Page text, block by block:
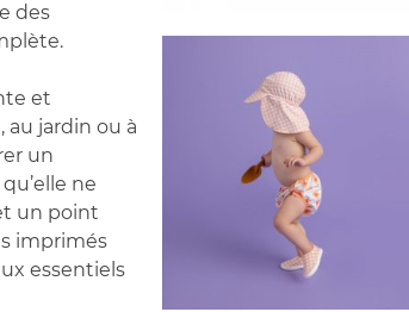
des
et
au jardin ou à
un
ne
un point
imprimés
essentiels